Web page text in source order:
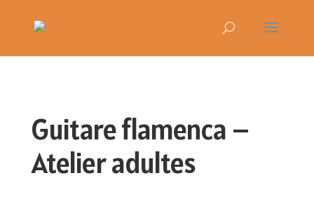
Guitare flamenca –
Atelier adultes